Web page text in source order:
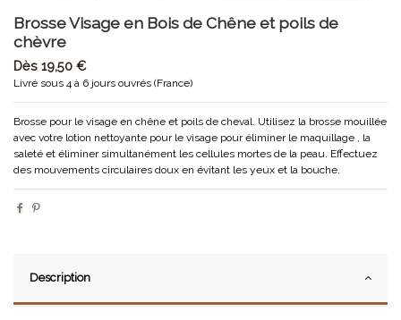
Brosse Visage en Bois de Chêne et poils de
chèvre
Dès 19,50 €
Livré sous 4 à 6 jours ouvrés (France)
Brosse pour le visage en chêne et poils de cheval. Utilisez la brosse mouillée
avec votre lotion nettoyante pour le visage pour éliminer le maquillage , la
saleté et éliminer simultanément les cellules mortes de la peau. Effectuez
des mouvements circulaires doux en évitant les yeux et la bouche.
Description